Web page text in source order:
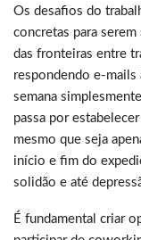
Os desafios do
concretas para
das fronteiras entre
respondendo e-
semana
passa por
mesmo que seja
início e fim do
solidão e até
É fundamental criar